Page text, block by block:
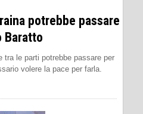
potrebbe passare
Baratto
le parti potrebbe passare per
volere la pace per farla.